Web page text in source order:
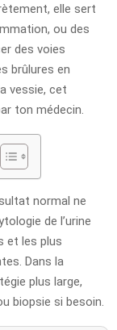
elle sert
ou des
des voies
brûlures en
vessie, cet
ton médecin.
normal ne
de l’urine
et les plus
Dans la
plus large,
biopsie si besoin.